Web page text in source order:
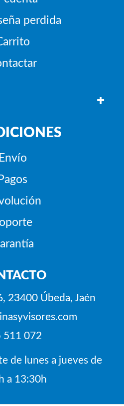
perdida
+
Envío
Pagos
23400 Úbeda, Jaén
511 072
de lunes a jueves de
a 13:30h